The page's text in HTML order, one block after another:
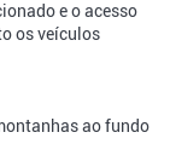
e o acesso
os veículos
ao fundo